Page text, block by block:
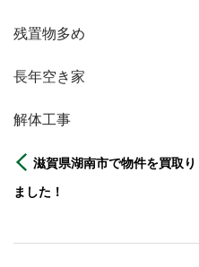
残置物多め
長年空き家
解体工事
滋賀県湖南市で物件を買取り
ました！